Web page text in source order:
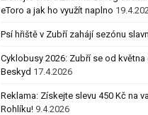
eToro a jak ho využít naplno
Psí hřiště v Zubří zahájí sezónu
Cyklobusy 2026: Zubří se od
Beskyd 17.4.2026
Reklama: Získejte slevu 450 Kč na
Rohlíku! 9.4.2026